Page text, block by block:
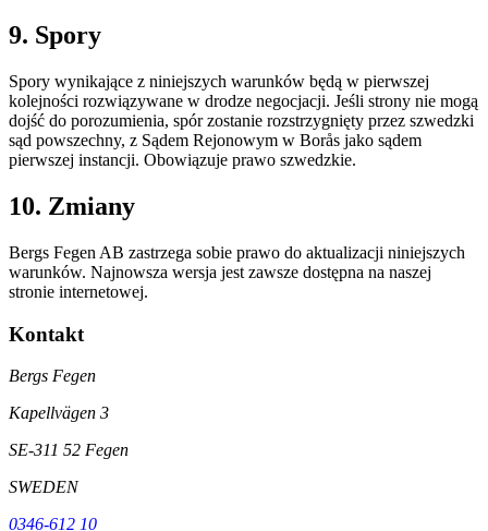
9. Spory
Spory wynikające z niniejszych warunków będą w pierwszej
kolejności rozwiązywane w drodze negocjacji. Jeśli strony nie mogą
dojść do porozumienia, spór zostanie rozstrzygnięty przez szwedzki
sąd powszechny, z Sądem Rejonowym w Borås jako sądem
pierwszej instancji. Obowiązuje prawo szwedzkie.
10. Zmiany
Bergs Fegen AB zastrzega sobie prawo do aktualizacji niniejszych
warunków. Najnowsza wersja jest zawsze dostępna na naszej
stronie internetowej.
Kontakt
Bergs Fegen
Kapellvägen 3
SE-311 52 Fegen
SWEDEN
0346-612 10